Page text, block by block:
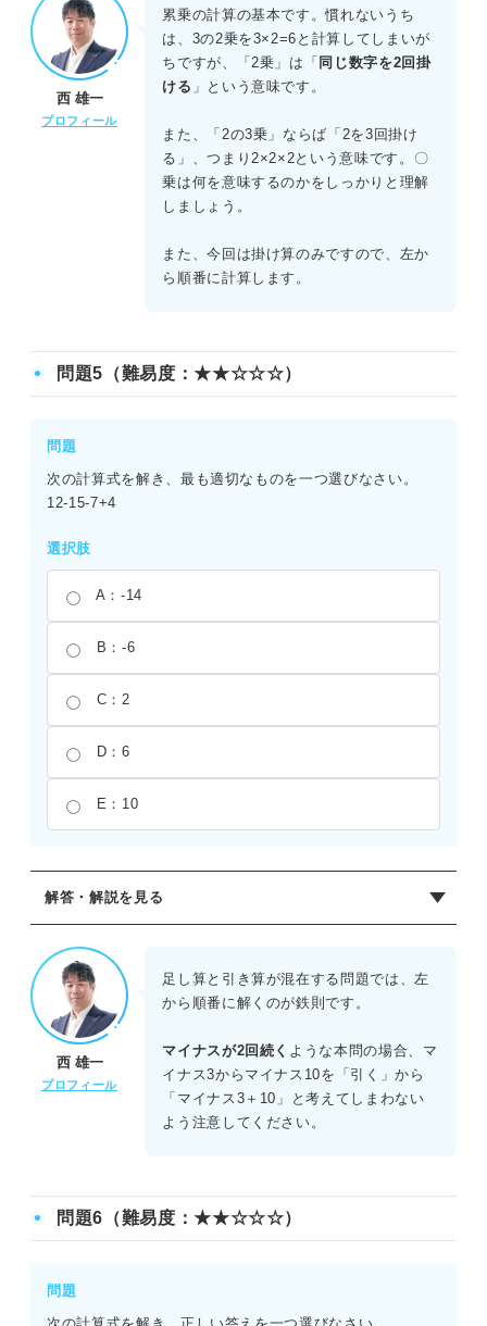
掛け算と累乗が含まれる式においては、累乗の計算を優先
しておこなう。まず3²を計算すると9になる。その後に4と
の積を求めると、正しい解答である36が導き出される。先
に4×3を計算して12²=144としてしまうのは、就活生によく
ある間違いの1つ。基本的な計算ルールを一つずつ確認しな
がら解いていくことが大切である。
西 雄一
プロフィール
累乗の計算の基本です。慣れないうち
は、3の2乗を3×2=6と計算してしまいが
ちですが、「2乗」は「 同じ数字を2回掛
ける 」という意味です。
また、「2の3乗」ならば「2を3回掛け
る」、つまり2×2×2という意味です。〇
乗は何を意味するのかをしっかりと理解
しましょう。
また、今回は掛け算のみですので、左か
ら順番に計算します。
問題5（難易度：★★☆☆☆）
問題
次の計算式を解き、最も適切なものを一つ選びなさい。
12-15-7+4
選択肢
A：-14
B：-6
C：2
D：6
E：10
解答・解説を見る
正解：B
左から順番に計算を進める。12-15=-3であり、そこからさ
らに7を引くと-10となる。最後に4を足すと、-10+4=-6が導
き出される。負の数が増えていく過程で計算ミスをしない
よう、慎重に進めることが求められる。
西 雄一
プロフィール
足し算と引き算が混在する問題では、左
から順番に解くのが鉄則です。
マイナスが2回続く ような本問の場合、マ
イナス3からマイナス10を「引く」から
「マイナス3＋10」と考えてしまわない
よう注意してください。
問題6（難易度：★★☆☆☆）
問題